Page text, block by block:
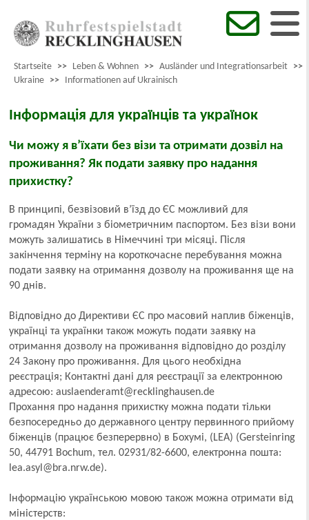
Startseite >> Leben & Wohnen >> Ausländer und Integrationsarbeit >>
Ukraine >> Informationen auf Ukrainisch
Інформація для українців та українок
Чи можу я в’їхати без візи та отримати дозвіл на
проживання? Як подати заявку про надання
прихистку?
В принципі, безвізовий в’їзд до ЄС можливий для
громадян України з біометричним паспортом. Без візи вони
можуть залишатись в Німеччині три місяці. Після
закінчення терміну на короткочасне перебування можна
подати заявку на отримання дозволу на проживання ще на
90 днів.
Відповідно до Директиви ЄС про масовий наплив біженців,
українці та українки також можуть подати заявку на
отримання дозволу на проживання відповідно до розділу
24 Закону про проживання. Для цього необхідна
реєстрація; Контактні дані для реєстрації за електронною
адресою: auslaenderamt@recklinghausen.de
Прохання про надання прихистку можна подати тільки
безпосередньо до державного центру первинного прийому
біженців (працює безперервно) в Бохумі, (LEA) (Gersteinring
50, 44791 Bochum, тел. 02931/82-6600, електронна пошта:
lea.asyl@bra.nrw.de).
Інформацію українською мовою також можна отримати від
міністерств: